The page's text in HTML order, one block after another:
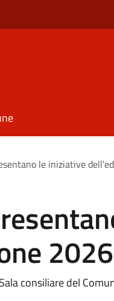
le iniziative
2026
consiliare del